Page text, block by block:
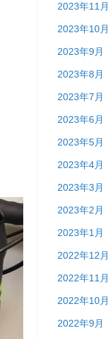
2023年11月
2023年10月
2023年9月
2023年8月
2023年7月
2023年6月
2023年5月
2023年4月
2023年3月
2023年2月
2023年1月
2022年12月
2022年11月
2022年10月
2022年9月